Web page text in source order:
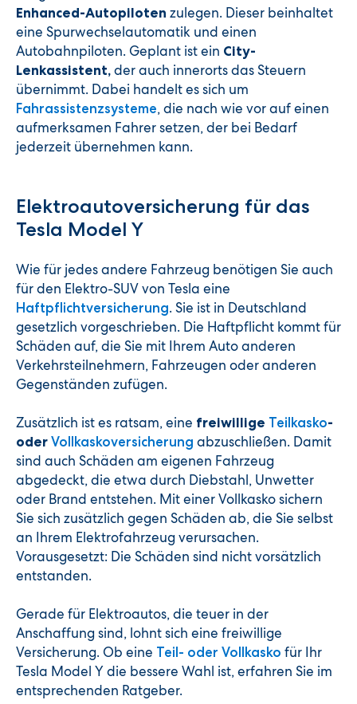
Enhanced-Autopiloten zulegen. Dieser beinhaltet
eine Spurwechselautomatik und einen
Autobahnpiloten. Geplant ist ein City-
Lenkassistent, der auch innerorts das Steuern
übernimmt. Dabei handelt es sich um
Fahrassistenzsysteme, die nach wie vor auf einen
aufmerksamen Fahrer setzen, der bei Bedarf
jederzeit übernehmen kann.
Elektroautoversicherung für das
Tesla Model Y
Wie für jedes andere Fahrzeug benötigen Sie auch
für den Elektro-SUV von Tesla eine
Haftpflichtversicherung. Sie ist in Deutschland
gesetzlich vorgeschrieben. Die Haftpflicht kommt für
Schäden auf, die Sie mit Ihrem Auto anderen
Verkehrsteilnehmern, Fahrzeugen oder anderen
Gegenständen zufügen.
Zusätzlich ist es ratsam, eine freiwillige Teilkasko-
oder Vollkaskoversicherung abzuschließen. Damit
sind auch Schäden am eigenen Fahrzeug
abgedeckt, die etwa durch Diebstahl, Unwetter
oder Brand entstehen. Mit einer Vollkasko sichern
Sie sich zusätzlich gegen Schäden ab, die Sie selbst
an Ihrem Elektrofahrzeug verursachen.
Vorausgesetzt: Die Schäden sind nicht vorsätzlich
entstanden.
Gerade für Elektroautos, die teuer in der
Anschaffung sind, lohnt sich eine freiwillige
Versicherung. Ob eine Teil- oder Vollkasko für Ihr
Tesla Model Y die bessere Wahl ist, erfahren Sie im
entsprechenden Ratgeber.